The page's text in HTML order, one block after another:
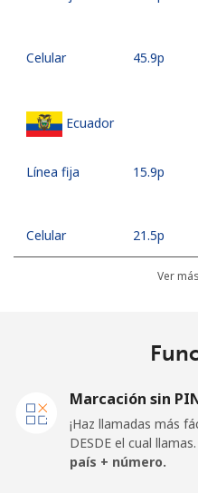
Celular ⁦45.9p⁩
Ecuador
Línea fija ⁦15.9p⁩
Celular ⁦21.5p⁩
⁦10.9p⁩
Celular
Ver
Marcación sin
¡Haz llamadas más
DESDE el cual
país + número.